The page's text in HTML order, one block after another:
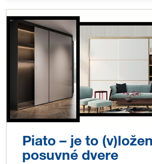
Piato – je to
posuvné dvere